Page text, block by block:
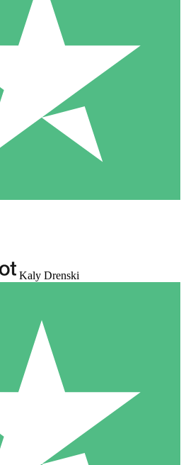
Kaly Drenski